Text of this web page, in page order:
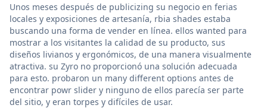
Unos meses después de publicizing su negocio en ferias
locales y exposiciones de artesanía, rbia shades estaba
buscando una forma de vender en línea. ellos wanted para
mostrar a los visitantes la calidad de su producto, sus
diseños livianos y ergonómicos, de una manera visualmente
atractiva. su Zyro no proporcionó una solución adecuada
para esto. probaron un many different options antes de
encontrar powr slider y ninguno de ellos parecía ser parte
del sitio, y eran torpes y difíciles de usar.